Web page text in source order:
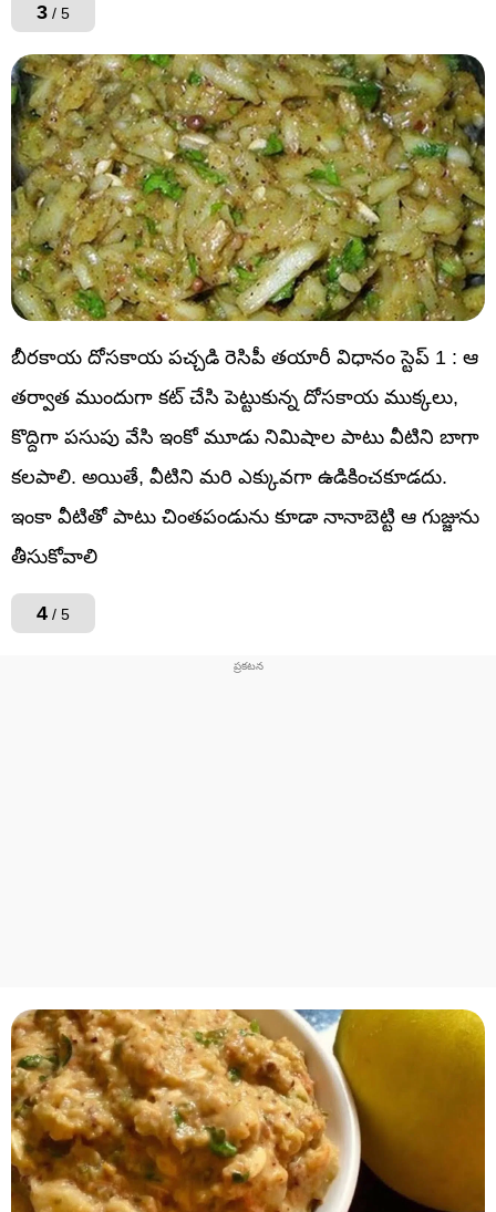
3 / 5
బీరకాయ దోసకాయ పచ్చడి రెసిపీ తయారీ విధానం స్టెప్ 1 : ఆ
తర్వాత ముందుగా కట్ చేసి పెట్టుకున్న దోసకాయ ముక్కలు,
కొద్దిగా పసుపు వేసి ఇంకో మూడు నిమిషాల పాటు వీటిని బాగా
కలపాలి. అయితే, వీటిని మరి ఎక్కువగా ఉడికించకూడదు.
ఇంకా వీటితో పాటు చింతపండును కూడా నానాబెట్టి ఆ గుజ్జును
తీసుకోవాలి
4 / 5